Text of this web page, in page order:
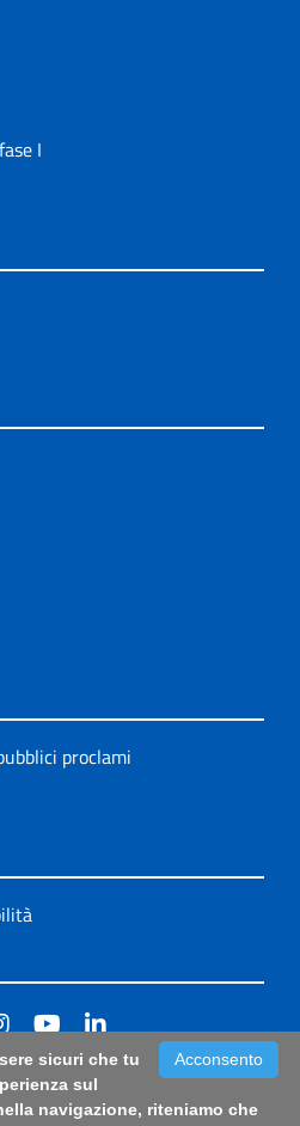
I
proclami
di prima istanza per
| Sitemap
Acconsento
sicuri che tu
sul
navigazione, riteniamo che